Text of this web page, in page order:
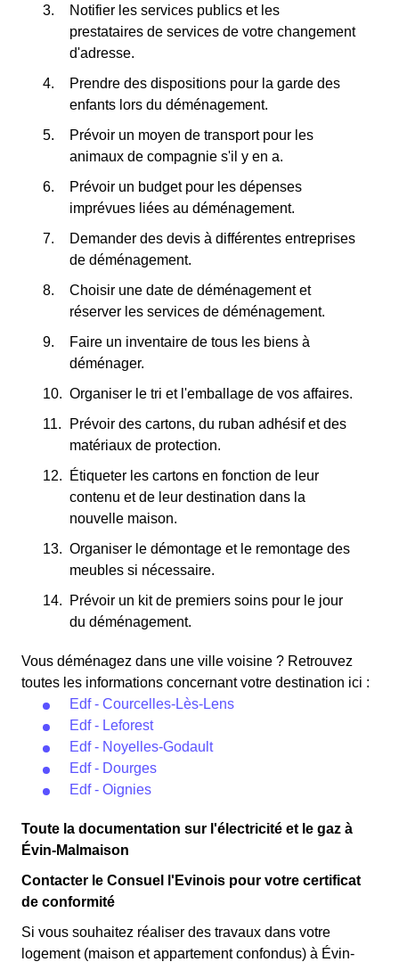
Notifier les services publics et les
prestataires de services de votre changement
d'adresse.
Prendre des dispositions pour la garde des
enfants lors du déménagement.
Prévoir un moyen de transport pour les
animaux de compagnie s'il y en a.
Prévoir un budget pour les dépenses
imprévues liées au déménagement.
Demander des devis à différentes entreprises
de déménagement.
Choisir une date de déménagement et
réserver les services de déménagement.
Faire un inventaire de tous les biens à
déménager.
Organiser le tri et l'emballage de vos affaires.
Prévoir des cartons, du ruban adhésif et des
matériaux de protection.
Étiqueter les cartons en fonction de leur
contenu et de leur destination dans la
nouvelle maison.
Organiser le démontage et le remontage des
meubles si nécessaire.
Prévoir un kit de premiers soins pour le jour
du déménagement.
Vous déménagez dans une ville voisine ? Retrouvez
toutes les informations concernant votre destination ici :
Edf - Courcelles-Lès-Lens
Edf - Leforest
Edf - Noyelles-Godault
Edf - Dourges
Edf - Oignies
Toute la documentation sur l'électricité et le gaz à
Évin-Malmaison
Contacter le Consuel l'Evinois pour votre certificat
de conformité
Si vous souhaitez réaliser des travaux dans votre
logement (maison et appartement confondus) à Évin-